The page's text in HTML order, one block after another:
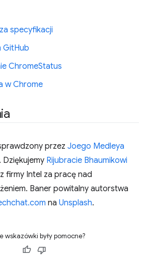
specyfikacji
GitHub
ChromeStatus
w Chrome
przez Joego Medleya
. Dziękujemy Rijubracie Bhaumikowi
z firmy Intel za pracę nad
Baner powitalny autorstwa
na Unsplash.
wskazówki były pomocne?